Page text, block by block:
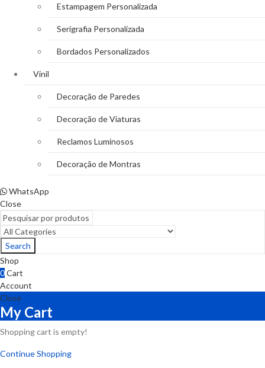
Estampagem Personalizada
Serigrafia Personalizada
Bordados Personalizados
Vinil
Decoração de Paredes
Decoração de Viaturas
Reclamos Luminosos
Decoração de Montras
WhatsApp
Close
Search
Shop
0Cart
Account
Close
My Cart
Shopping cart is empty!
Continue Shopping